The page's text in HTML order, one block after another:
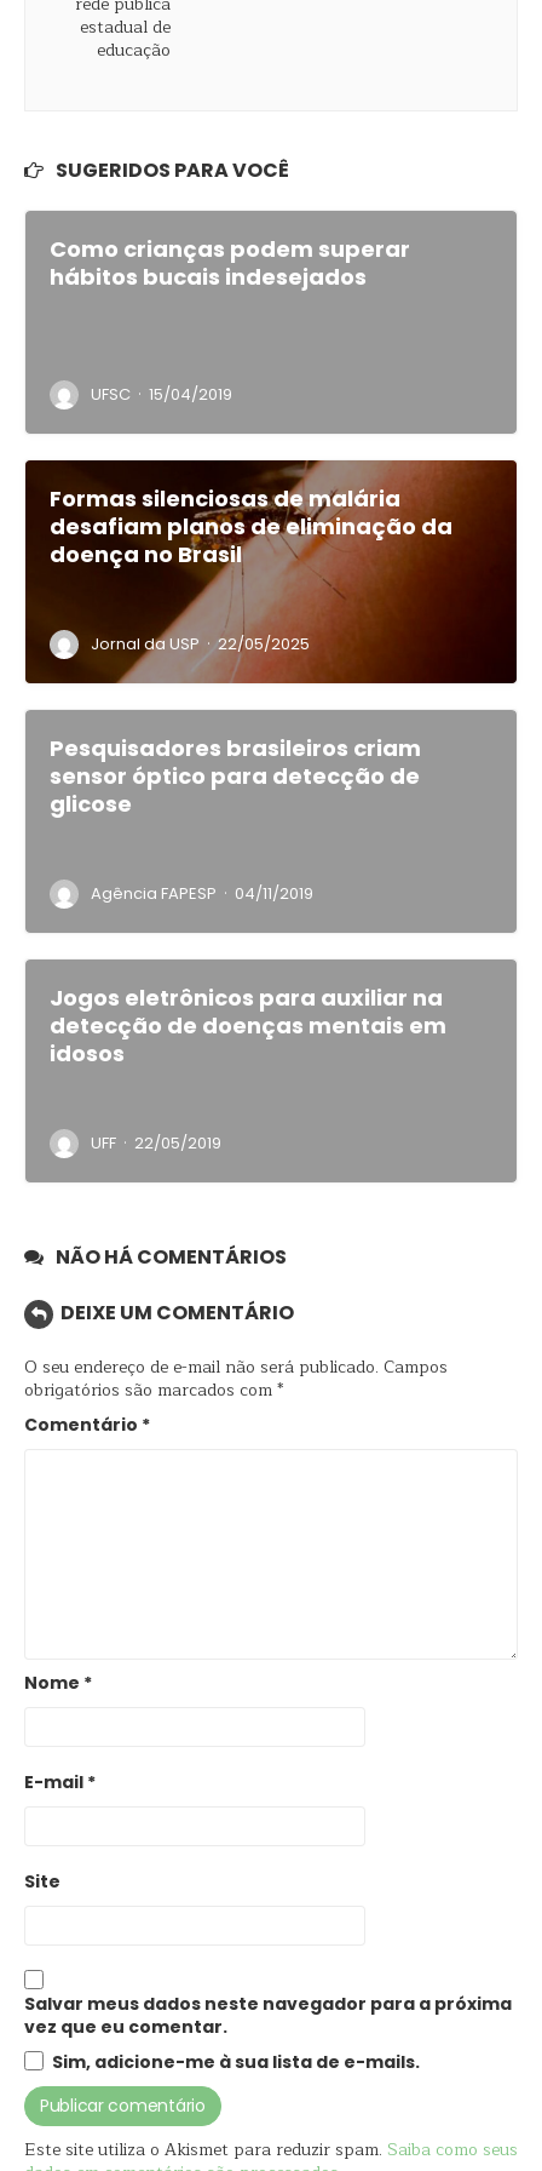
SUGERIDOS PARA VOCÊ
Como crianças podem superar
hábitos bucais indesejados
UFSC · 15/04/2019
Formas silenciosas de malária
desafiam planos de eliminação da
doença no Brasil
Jornal da USP · 22/05/2025
Pesquisadores brasileiros criam
sensor óptico para detecção de
glicose
Agência FAPESP · 04/11/2019
Jogos eletrônicos para auxiliar na
detecção de doenças mentais em
idosos
UFF · 22/05/2019
NÃO HÁ COMENTÁRIOS
DEIXE UM COMENTÁRIO
O seu endereço de e-mail não será publicado. Campos
obrigatórios são marcados com*
Comentário *
Nome *
E-mail *
Site
Salvar meus dados neste navegador para a próxima
vez que eu comentar.
Sim, adicione-me à sua lista de e-mails.
Este site utiliza o Akismet para reduzir spam. Saiba como seus